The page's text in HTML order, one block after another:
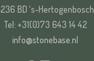
BD ‘s-Hertogenbosch
Tel: +31(0)73 643 14 42
info@stonebase.nl